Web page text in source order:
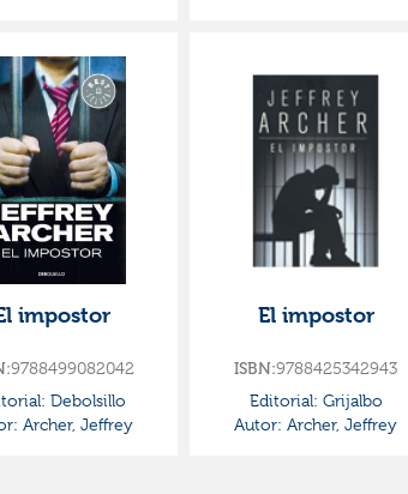
impostor
9788499082042
Debolsillo
Archer, Jeffrey
El impostor
ISBN:9788425342943
Editorial: Grijalbo
Autor: Archer, Jeffrey